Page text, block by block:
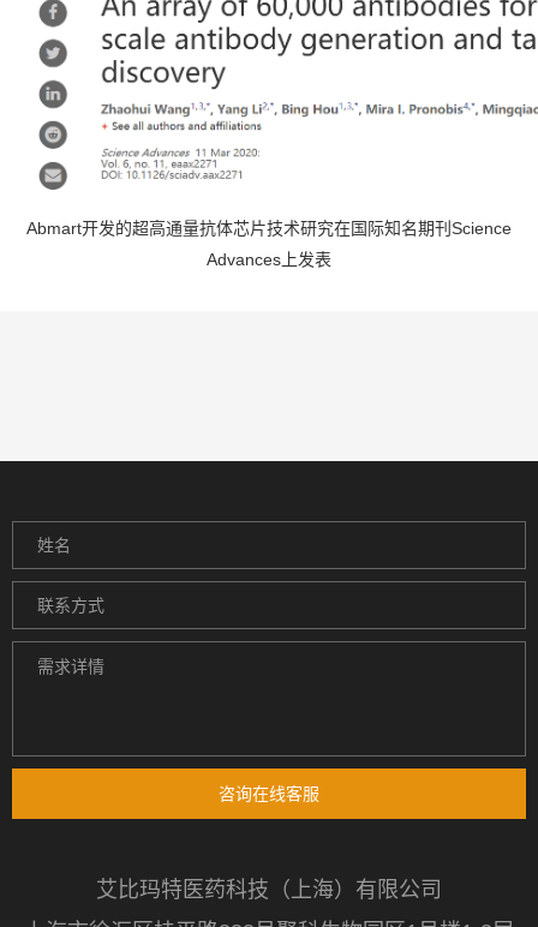
Abmart开发的超高通量抗体芯片技术研究在国际知名期刊Science
Advances上发表
咨询在线客服
艾比玛特医药科技（上海）有限公司